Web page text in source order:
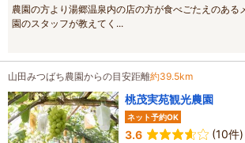
農園の方より湯郷温泉内の店の方が食べごたえのある
園のスタッフが教えてく...
山田みつばち農園からの目安距離約39.5km
桃茂実苑観光農園
ネット予約OK
3.6 (10件)